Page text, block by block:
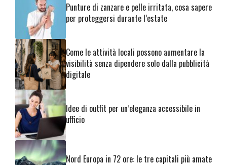
Punture di zanzare e pelle irritata, cosa sapere
per proteggersi durante l’estate
Come le attività locali possono aumentare la
visibilità senza dipendere solo dalla pubblicità
digitale
Idee di outfit per un’eleganza accessibile in
ufficio
Nord Europa in 72 ore: le tre capitali più amate